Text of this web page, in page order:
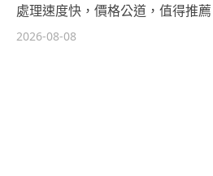
處理速度快，價格公道，值得推薦
2026-08-08